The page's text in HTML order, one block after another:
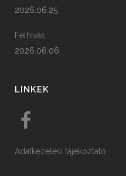
2026.06.25.
Felhívás
2026.06.06.
LINKEK
Adatkezelési tájékoztató